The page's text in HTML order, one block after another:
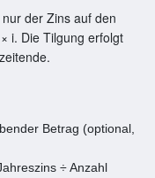
der Zins auf den
i. Die Tilgung erfolgt
Betrag (optional,
÷ Anzahl